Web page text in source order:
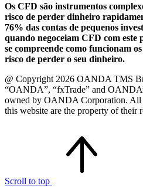
Os CFD são instrumentos
risco de perder dinheiro
76% das contas de pequenos
quando negoceiam CFD com
se compreende como funcionam
risco de perder o seu dinheiro.
@ Copyright 2026 OANDA TMS
“OANDA”, “fxTrade” and
owned by OANDA Corporation. All
this website are the property of their
Scroll to top